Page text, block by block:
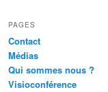
PAGES
Contact
Médias
Qui sommes nous ?
Visioconférence